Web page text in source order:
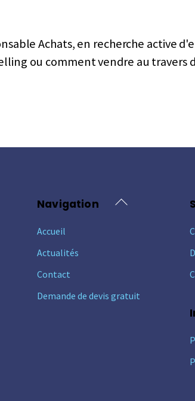
Achats, en recherche active
ou comment vendre au travers
Back
Navigation
Accueil
Actualités
Contact
Demande de devis gratuit